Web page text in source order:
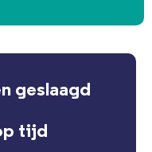
geslaagd
tijd